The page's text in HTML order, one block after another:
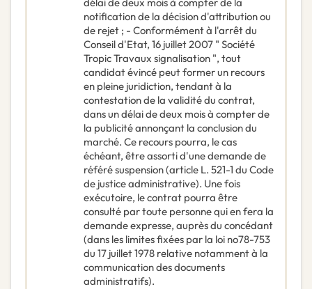
notification de la décision d'attribution ou
de rejet ; - Conformément à l'arrêt du
Conseil d'Etat, 16 juillet 2007 " Société
Tropic Travaux signalisation ", tout
candidat évincé peut former un recours
en pleine juridiction, tendant à la
contestation de la validité du contrat,
dans un délai de deux mois à compter de
la publicité annonçant la conclusion du
marché. Ce recours pourra, le cas
échéant, être assorti d'une demande de
référé suspension (article L. 521-1 du Code
de justice administrative). Une fois
exécutoire, le contrat pourra être
consulté par toute personne qui en fera la
demande expresse, auprès du concédant
(dans les limites fixées par la loi no78-753
du 17 juillet 1978 relative notamment à la
communication des documents
administratifs).